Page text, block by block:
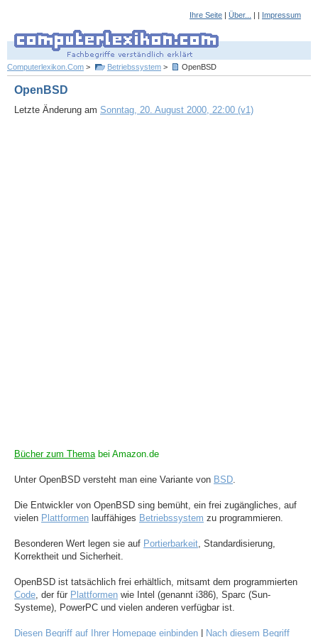
Ihre Seite | Über... | | Impressum
Computerlexikon.Com > Betriebssystem > OpenBSD
OpenBSD
Letzte Änderung am Sonntag, 20. August 2000, 22:00 (v1)
Bücher zum Themabei Amazon.de
Unter OpenBSD versteht man eine Variante von BSD.
Die Entwickler von OpenBSD sing bemüht, ein frei zugängliches, auf
vielen Plattformen lauffähiges Betriebssystem zu programmieren.
Besonderen Wert legen sie auf Portierbarkeit, Standardisierung,
Korrektheit und Sicherheit.
OpenBSD ist tatsächlich frei erhältlich, mitsamt dem programmierten
Code, der für Plattformen wie Intel (genannt i386), Sparc (Sun-
Systeme), PowerPC und vielen anderen verfügbar ist.
Diesen Begriff auf Ihrer Homepage einbinden Nach diesem Begriff